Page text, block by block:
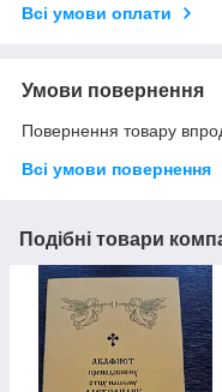
Всі умови оплати
Умови повернення
Повернення товару
Всі умови повернення
Подібні товари